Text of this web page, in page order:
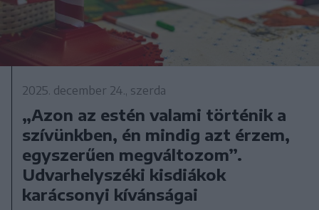
2025. december 24., szerda
„Azon az estén valami történik a
szívünkben, én mindig azt érzem,
egyszerűen megváltozom”.
Udvarhelyszéki kisdiákok
karácsonyi kívánságai